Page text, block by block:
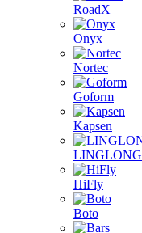
RoadX
Onyx
Nortec
Goform
Kapsen
LINGLONG
HiFly
Boto